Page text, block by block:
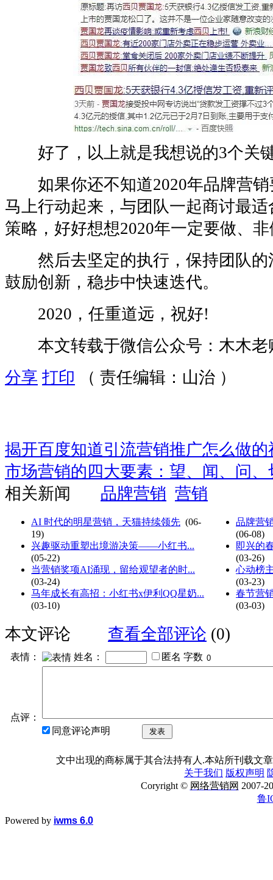
好了，以上就是我想说的3个关
如果你还不知道2020年品牌营销
马上行动起来，与团队一起商讨最
策略，好好想想2020年一定要做、
然后去坚定的执行，保持团队的
鼓励创新，稳步中快速迭代。
2020，任重道远，祝好!
本文转载于微信公众号：木木老
分享 打印 （ 责任编辑：山治 ）
揭开百度知道引流营销推广怎么做的
市场营销的四大要素：望、闻、问、
相关新闻
品牌营销 营销
AI 时代的明星营销，天猫持续领先 (06-
19)
兴趣驱动重塑出境游决策——小红书...
(05-22)
当营销奖项AI涌现，留给观望者的时...
(03-24)
马年成长有高招：小红书x伊利QQ星奶...
(03-10)
品牌营
(06-08)
即兴的
(03-26)
心动榜
(03-23)
春节营
(03-03)
本文评论 查看全部评论 (0)
表情： 姓名： 匿名 字数
点评：
同意评论声明
发表
文中出现的商标属于其合法持有人.本站所刊载文
关于我们 版权声明
Coryright © 网络营销网 2007-
鲁
Powered by iwms 6.0